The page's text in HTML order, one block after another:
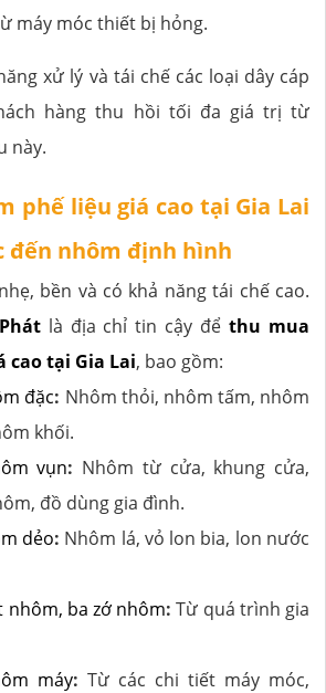
máy móc thiết bị hỏng.
xử lý và tái chế các loại dây cáp
hàng thu hồi tối đa giá trị từ
này.
phế liệu giá cao tại Gia Lai
đến nhôm định hình
bền và có khả năng tái chế cao.
là địa chỉ tin cậy đểthu mua
cao tại Gia Lai, bao gồm:
đặc: Nhôm thỏi, nhôm tấm, nhôm
khối.
vụn: Nhôm từ cửa, khung cửa,
đồ dùng gia đình.
dẻo: Nhôm lá, vỏ lon bia, lon nước
nhôm, ba zớ nhôm: Từ quá trình gia
máy: Từ các chi tiết máy móc,